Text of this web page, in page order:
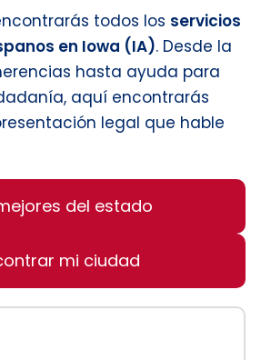
todos los servicios
en Iowa (IA). Desde la
hasta ayuda para
aquí encontrarás
legal que hable
del estado
mi ciudad